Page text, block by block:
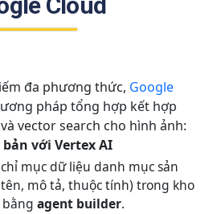
đa phương thức, Google
pháp tổng hợp kết hợp
vector search cho hình ảnh:
với Vertex AI
mục dữ liệu danh mục sản
mô tả, thuộc tính) trong kho
agent builder.